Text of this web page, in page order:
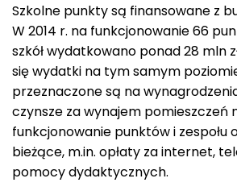
Szkolne punkty są finansowane z
W 2014 r. na funkcjonowanie 66
szkół wydatkowano ponad 28 mln
się wydatki na tym samym
przeznaczone są na
czynsze za wynajem pomieszczeń
funkcjonowanie punktów i zespołu
bieżące, m.in. opłaty za internet,
pomocy dydaktycznych.